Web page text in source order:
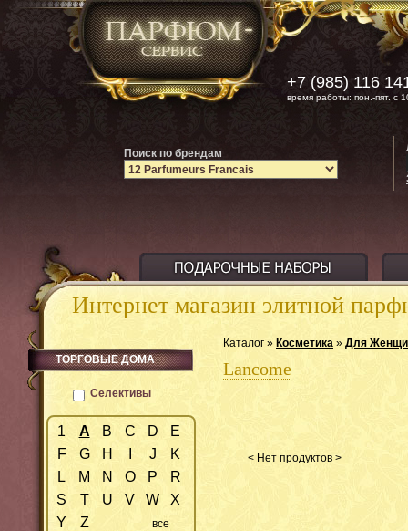
Интернет магазин элитной
Каталог » Косметика » Для
Lancome
< Нет продуктов >
ТОРГОВЫЕ ДОМА
Селективы
1 A B C D
E
F
G H J
K
L
M N O P
R
S
T U V W
X
Y
Z все
+7 (985) 116
время работы: пон.-пят. с
Поиск по брендам